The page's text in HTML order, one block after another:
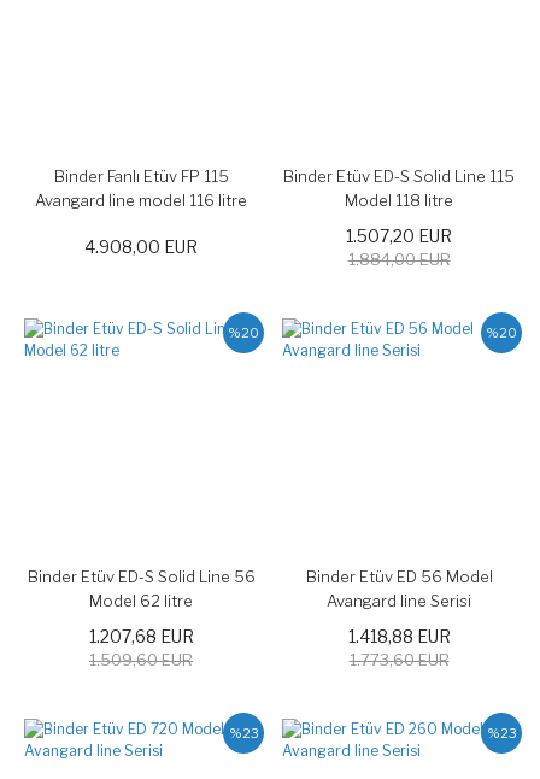
Binder Fanlı Etüv FP 115
Avangard line model 116 litre
4.908,00 EUR
Binder Etüv ED-S Solid Line 115
Model 118 litre
1.507,20 EUR
1.884,00 EUR
%20
Binder Etüv ED-S Solid Line 56
Model 62 litre
1.207,68 EUR
1.509,60 EUR
%20
Binder Etüv ED 56 Model
Avangard line Serisi
1.418,88 EUR
1.773,60 EUR
%23 %23